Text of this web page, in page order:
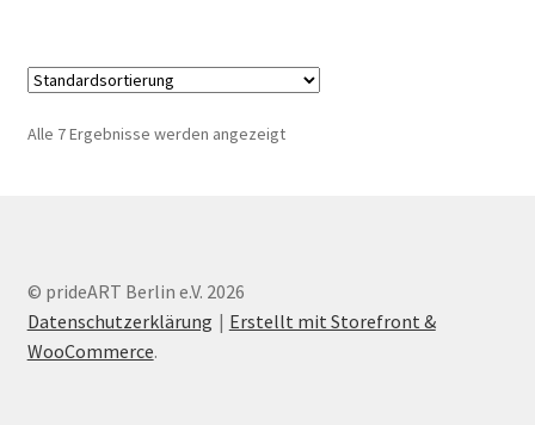
Alle 7 Ergebnisse werden angezeigt
© prideART Berlin e.V. 2026
Datenschutzerklärung
Erstellt mit Storefront &
WooCommerce.